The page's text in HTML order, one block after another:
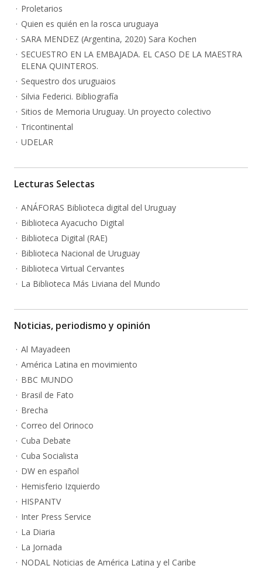
Proletarios
Quien es quién en la rosca uruguaya
SARA MENDEZ (Argentina, 2020) Sara Kochen
SECUESTRO EN LA EMBAJADA. EL CASO DE LA MAESTRA
ELENA QUINTEROS.
Sequestro dos uruguaios
Silvia Federici. Bibliografía
Sitios de Memoria Uruguay. Un proyecto colectivo
Tricontinental
UDELAR
Lecturas Selectas
ANÁFORAS Biblioteca digital del Uruguay
Biblioteca Ayacucho Digital
Biblioteca Digital (RAE)
Biblioteca Nacional de Uruguay
Biblioteca Virtual Cervantes
La Biblioteca Más Liviana del Mundo
Noticias, periodismo y opinión
Al Mayadeen
América Latina en movimiento
BBC MUNDO
Brasil de Fato
Brecha
Correo del Orinoco
Cuba Debate
Cuba Socialista
DW en español
Hemisferio Izquierdo
HISPANTV
Inter Press Service
La Diaria
La Jornada
NODAL Noticias de América Latina y el Caribe